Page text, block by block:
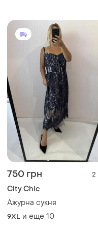
750 грн 2
City Chic
Ажурна сукня
9XL и еще 10